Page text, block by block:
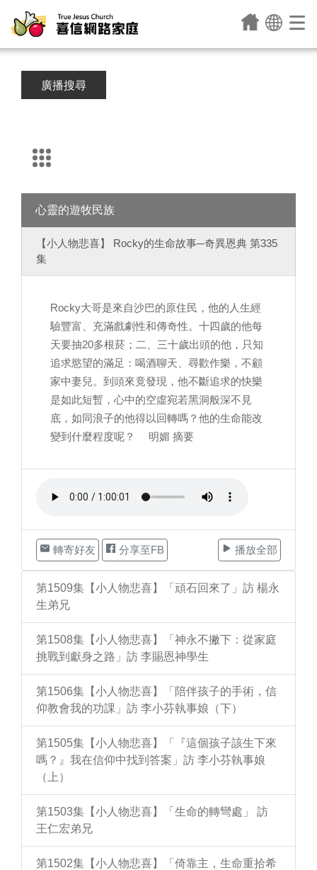
廣播搜尋
心靈的遊牧民族
【小人物悲喜】 Rocky的生命故事─奇異恩典 第335
集
Rocky大哥是來自沙巴的原住民，他的人生經
驗豐富、充滿戲劇性和傳奇性。十四歲的他每
天要抽20多根菸；二、三十歲出頭的他，只知
追求慾望的滿足：喝酒聊天、尋歡作樂，不顧
家中妻兒。到頭來竟發現，他不斷追求的快樂
是如此短暫，心中的空虛宛若黑洞般深不見
底，如同浪子的他得以回轉嗎？他的生命能改
變到什麼程度呢？ 明媚 摘要
轉寄好友 分享至FB 播放全部
第1509集【小人物悲喜】「頑石回來了」訪 楊永
生弟兄
第1508集【小人物悲喜】「神永不撇下：從家庭
挑戰到獻身之路」訪 李賜恩神學生
第1506集【小人物悲喜】「陪伴孩子的手術，信
仰教會我的功課」訪 李小芬執事娘（下）
第1505集【小人物悲喜】「『這個孩子該生下來
嗎？』我在信仰中找到答案」訪 李小芬執事娘
（上）
第1503集【小人物悲喜】「生命的轉彎處」 訪
王仁宏弟兄
第1502集【小人物悲喜】「倚靠主，生命重拾希